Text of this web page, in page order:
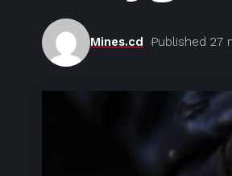
Mines.cd Published 27